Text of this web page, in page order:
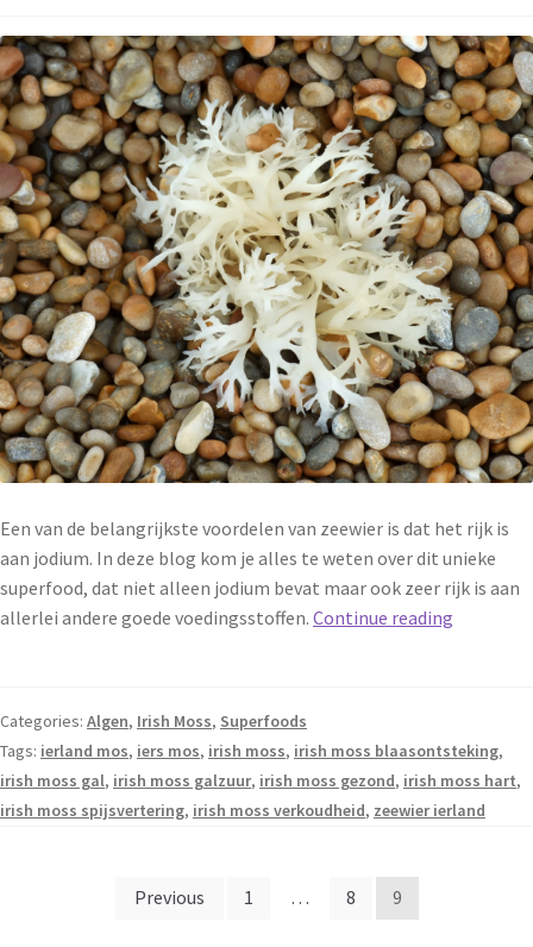
Een van de belangrijkste voordelen van zeewier is dat het rijk is
aan jodium. In deze blog kom je alles te weten over dit unieke
superfood, dat niet alleen jodium bevat maar ook zeer rijk is aan
allerlei andere goede voedingsstoffen. Continue reading
Categories: Algen, Irish Moss, Superfoods
Tags: ierland mos, iers mos, irish moss, irish moss blaasontsteking,
irish moss gal, irish moss galzuur, irish moss gezond, irish moss hart,
irish moss spijsvertering, irish moss verkoudheid, zeewier ierland
Previous 1 … 8 9